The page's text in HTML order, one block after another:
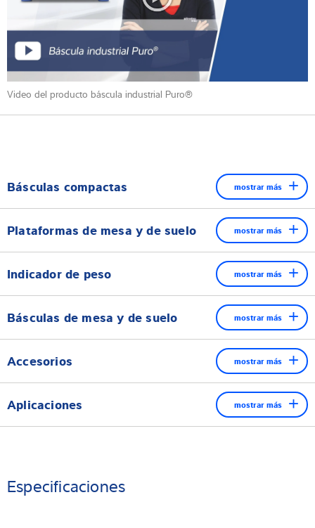
Video del producto báscula industrial Puro®
Básculas compactas mostrar más
pesaje duradera, compacta y multifuncional. Pantallas amplias y
luminosas, teclas táctiles, función de semáforo y una
Plataformas de mesa y de suelo mostrar más
Indicador de peso mostrar más
Básculas de mesa y de suelo mostrar más
Accesorios mostrar más
Aplicaciones mostrar más
Especificaciones